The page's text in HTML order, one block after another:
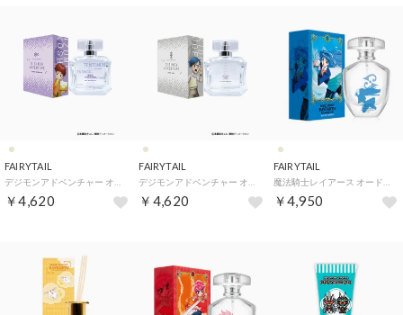
FAIRYTAIL
デジモンアドベンチャー オードパルファム【返品不可商品】 （泉光子郎）
￥4,620
FAIRYTAIL
デジモンアドベンチャー オードパルファム【返品不可商品】 （城戸丈）
￥4,620
FAIRYTAIL
魔法騎士レイアース オードパルファム【返品不可商品】 （鳳凰寺風）
￥4,950